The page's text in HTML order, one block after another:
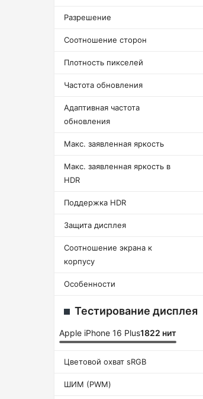
Разрешение
Соотношение сторон
Плотность пикселей
Частота обновления
Адаптивная частота
обновления
Макс. заявленная яркость
Макс. заявленная яркость в
HDR
Поддержка HDR
Защита дисплея
Соотношение экрана к
корпусу
Особенности
Тестирование дисплея
Apple iPhone 16 Plus1822 нит
Цветовой охват sRGB
ШИМ (PWM)